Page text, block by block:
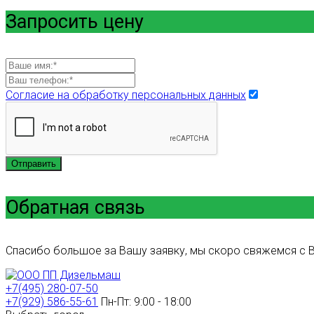
Запросить цену
Согласие на обработку персональных данных
Отправить
Обратная связь
Спасибо большое за Вашу заявку, мы скоро свяжемся с
+7(495) 280-07-50
+7(929) 586-55-61 Пн-Пт: 9:00 - 18:00